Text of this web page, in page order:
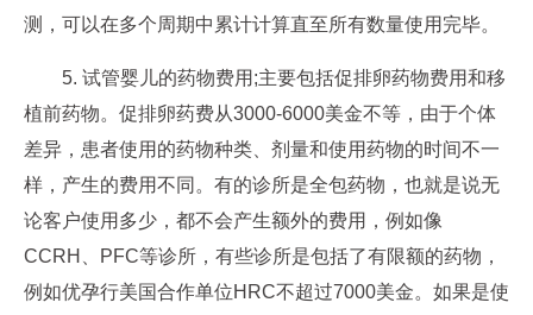
测，可以在多个周期中累计计算直至所有数量使用完毕。
5. 试管婴儿的药物费用;主要包括促排卵药物费用和移
植前药物。促排卵药费从3000-6000美金不等，由于个体
差异，患者使用的药物种类、剂量和使用药物的时间不一
样，产生的费用不同。有的诊所是全包药物，也就是说无
论客户使用多少，都不会产生额外的费用，例如像
CCRH、PFC等诊所，有些诊所是包括了有限额的药物，
例如优孕行美国合作单位HRC不超过7000美金。如果是使